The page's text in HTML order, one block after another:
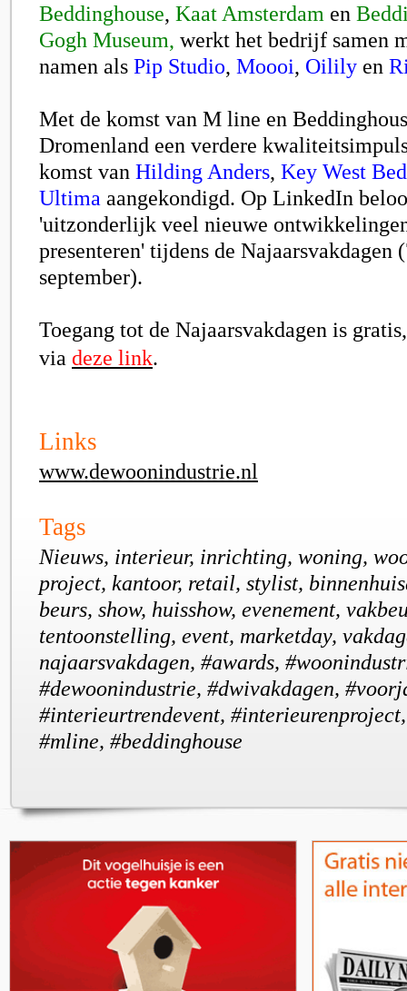
Beddinghouse, Kaat Amsterdam en
Gogh Museum, werkt het bedrijf samen
namen als Pip Studio, Moooi, Oilily en
Met de komst van M line en
Dromenland een verdere
komst van Hilding Anders, Key West
Ultima aangekondigd. Op LinkedIn
'uitzonderlijk veel nieuwe
presenteren' tijdens de Najaarsvakdagen
september).
Toegang tot de Najaarsvakdagen is
via deze link.
Links
www.dewoonindustrie.nl
Tags
Nieuws, interieur, inrichting, woning,
project, kantoor, retail, stylist,
beurs, show, huisshow, evenement,
tentoonstelling, event, marketday,
najaarsvakdagen, #awards,
#dewoonindustrie, #dwivakdagen,
#interieurtrendevent,
#mline, #beddinghouse